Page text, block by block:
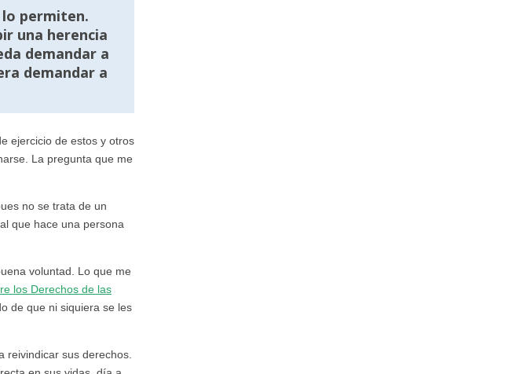
lo permiten.
una herencia
demandar a
demandar a
ejercicio de estos y otros
La pregunta que me
no se trata de un
que hace una persona
voluntad. Lo que me
los Derechos de las
de que ni siquiera se les
reivindicar sus derechos.